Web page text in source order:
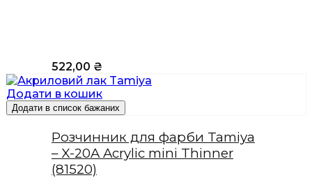
522,00 ₴
Додати в кошик
Додати в список бажаних
Розчинник для фарби Tamiya
– X-20A Acrylic mini Thinner
(81520)